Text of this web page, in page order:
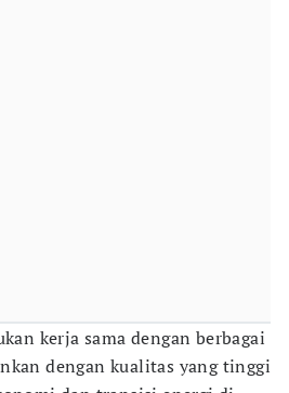
kerja sama dengan berbagai
dengan kualitas yang tinggi